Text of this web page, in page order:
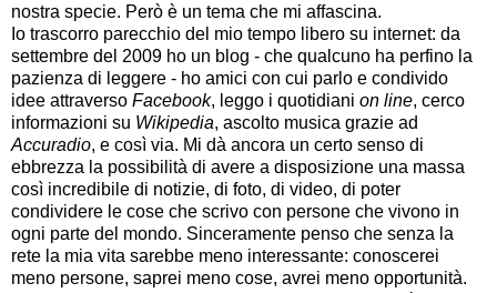
nostra specie. Però è un tema che mi affascina.
Io trascorro parecchio del mio tempo libero su internet: da
settembre del 2009 ho un blog - che qualcuno ha perfino la
pazienza di leggere - ho amici con cui parlo e condivido
idee attraverso Facebook, leggo i quotidiani on line, cerco
informazioni su Wikipedia, ascolto musica grazie ad
Accuradio, e così via. Mi dà ancora un certo senso di
ebbrezza la possibilità di avere a disposizione una massa
così incredibile di notizie, di foto, di video, di poter
condividere le cose che scrivo con persone che vivono in
ogni parte del mondo. Sinceramente penso che senza la
rete la mia vita sarebbe meno interessante: conoscerei
meno persone, saprei meno cose, avrei meno opportunità.